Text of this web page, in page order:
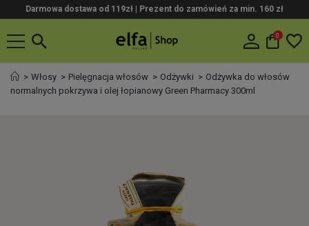
Darmowa dostawa od 119zł | Prezent do zamówień za min. 160 zł
0
Włosy Pielęgnacja włosów Odżywki
Odżywka do włosów
normalnych pokrzywa i olej łopianowy Green Pharmacy 300ml